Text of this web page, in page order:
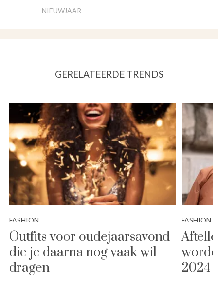
NIEUWJAAR
GERELATEERDE TRENDS
FASHION
Outfits voor oudejaarsavond
die je daarna nog vaak wil
dragen
FASHION
2024